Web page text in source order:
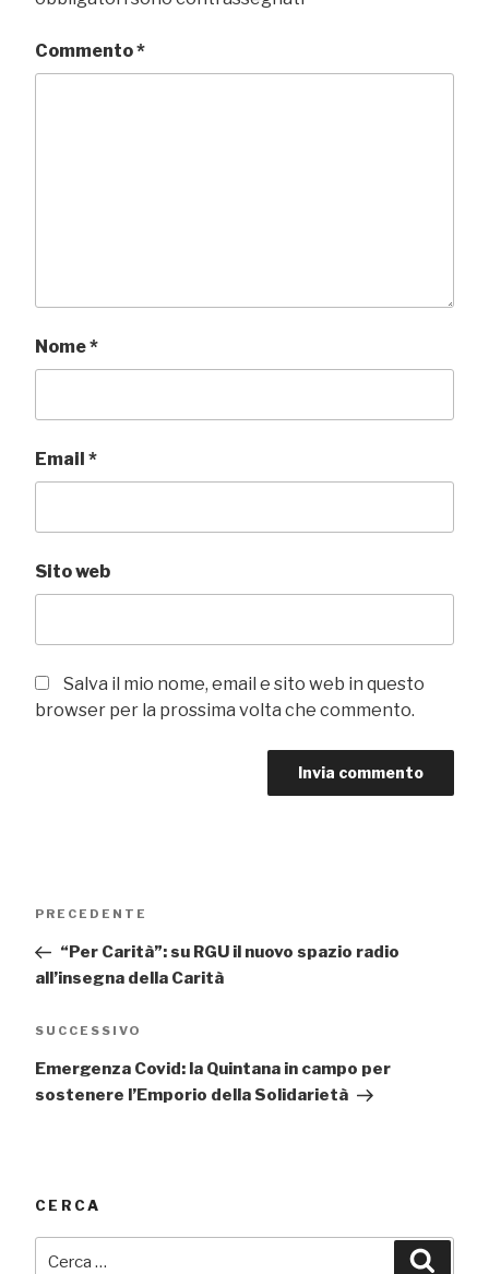
Commento*
Nome*
Email *
Sito web
Salva il mio nome, email e sito web in questo
browser per la prossima volta che commento.
Articolo
PRECEDENTE
“Per Carità”: su RGU il nuovo spazio radio
all’insegna della Carità
Articolo
SUCCESSIVO
Emergenza Covid: la Quintana in campo per
sostenere l’Emporio della Solidarietà
CERCA